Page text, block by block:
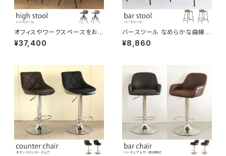
オフィスやワークスペースをおし
ゃれな空間にするファブリック生
地のスツール 座面の曲線フォル
ワークスペース ホームユース
バーカウンター グレー2色
¥37,400
バースツール なめらかな曲線を
活かした優しいフォルム PUレザ
ー生地 カウンターチェア ハイチ
¥8,860